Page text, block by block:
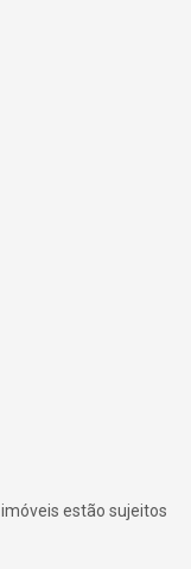
estão sujeitos